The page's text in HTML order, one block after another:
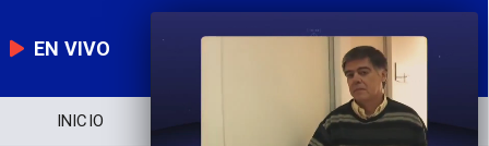
EN VIVO
NOTICIERO ECONOMÍA